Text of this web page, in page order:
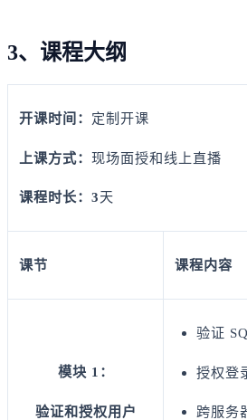
3、课程大纲
开课时间： 定制开课
上课方式： 现场面授和线上直播
课程时长：3天
课节 课程内容
模块 1：
验证和授权用户
验证
授权登
跨服务